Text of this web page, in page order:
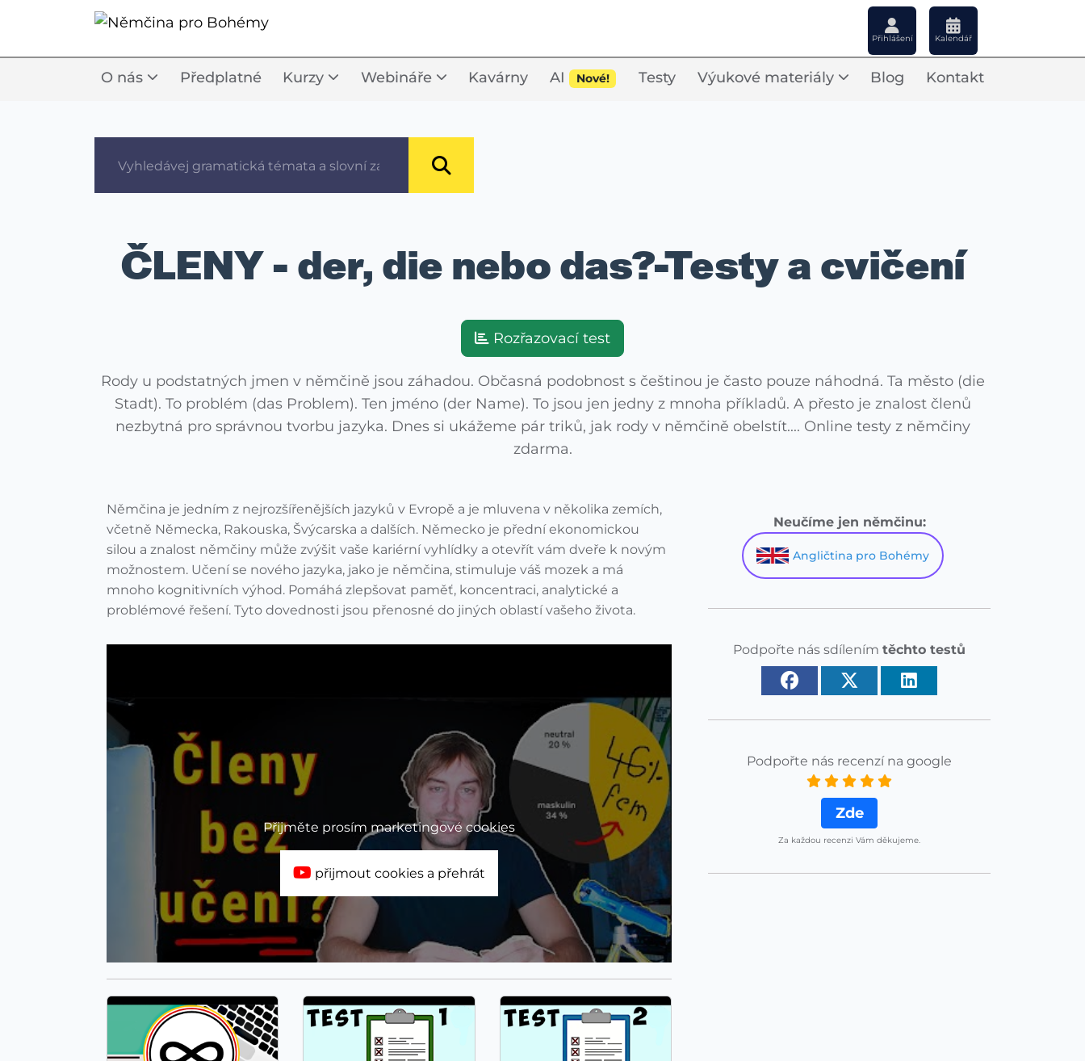
Přihlášení Kalendář
O nás Předplatné Kurzy Webináře Kavárny AI Nové! Testy Výukové materiály Blog Kontakt
ČLENY - der, die nebo das?-Testy a cvičení
Rozřazovací test
Rody u podstatných jmen v němčině jsou záhadou. Občasná podobnost s češtinou je často pouze náhodná. Ta město (die
Stadt). To problém (das Problem). Ten jméno (der Name). To jsou jen jedny z mnoha příkladů. A přesto je znalost členů
nezbytná pro správnou tvorbu jazyka. Dnes si ukážeme pár triků, jak rody v němčině obelstít.... Online testy z němčiny
zdarma.
Němčina je jedním z nejrozšířenějších jazyků v Evropě a je mluvena v několika zemích,
včetně Německa, Rakouska, Švýcarska a dalších. Německo je přední ekonomickou
silou a znalost němčiny může zvýšit vaše kariérní vyhlídky a otevřít vám dveře k novým
možnostem. Učení se nového jazyka, jako je němčina, stimuluje váš mozek a má
mnoho kognitivních výhod. Pomáhá zlepšovat paměť, koncentraci, analytické a
problémové řešení. Tyto dovednosti jsou přenosné do jiných oblastí vašeho života.
Přijměte prosím marketingové cookies
přijmout cookies a přehrát
Neučíme jen němčinu:
Angličtina pro Bohémy
Podpořte nás sdílením těchto testů
Podpořte nás recenzí na google
Zde
Za každou recenzi Vám děkujeme.